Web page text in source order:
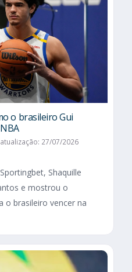
o brasileiro Gui
27/07/2026
Shaquille
e mostrou o
o brasileiro vencer na